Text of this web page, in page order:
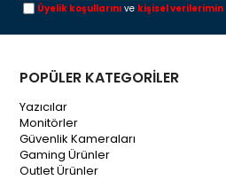
Üyelik koşullarını ve kişisel verilerimin
POPÜLER KATEGORİLER
Yazıcılar
Monitörler
Güvenlik Kameraları
Gaming Ürünler
Outlet Ürünler